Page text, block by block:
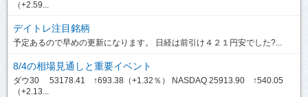
（+2.59...
デイトレ注目銘柄
予定あるので早めの更新になります。 日経は前引け４２１円安でした?...
8/4の相場見通しと重要イベント
ダウ30 53178.41 ↑693.38（+1.32％） NASDAQ 25913.90 ↑540.05
（+2.13...